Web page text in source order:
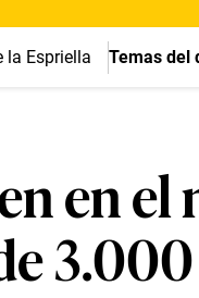
la Espriella Temas del
en